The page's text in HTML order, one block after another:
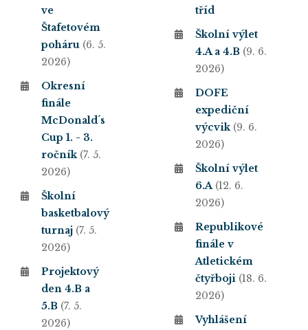
ve
Štafetovém
poháru (6. 5.
2026)
Okresní
finále
McDonald´s
Cup 1. - 3.
ročník(7. 5.
2026)
Školní
basketbalový
turnaj (7. 5.
2026)
Projektový
den 4.B a
5.B (7. 5.
2026)
tříd
Školní výlet
4.A a 4.B (9. 6.
2026)
DOFE
expediční
výcvik(9. 6.
2026)
Školní výlet
6.A(12. 6.
2026)
Republikové
finále v
Atletickém
čtyřboji (18. 6.
2026)
Vyhlášení